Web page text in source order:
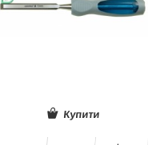
Купити